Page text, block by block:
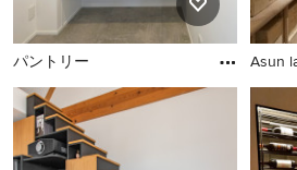
パントリー Asun